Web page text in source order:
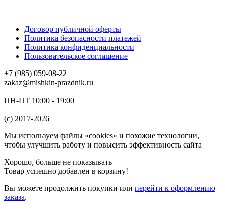
Договор публичной оферты
Политика безопасности платежей
Политика конфиденциальности
Пользовательское соглашение
+7 (985) 059-08-22
zakaz@mishkin-prazdnik.ru
ПН-ПТ 10:00 - 19:00
(c) 2017-2026
Мы используем файлы «cookies» и похожие технологии,
чтобы улучшить работу и повысить эффективность сайта
Хорошо, больше не показывать
Товар успешно добавлен в корзину!
Вы можете продолжить покупки или перейти к оформлению
заказа.